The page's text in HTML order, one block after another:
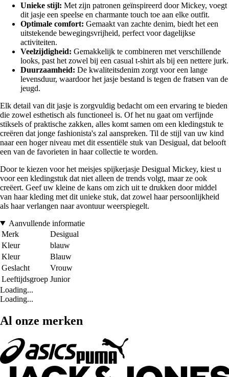
Unieke stijl: Met zijn patronen geïnspireerd door Mickey, voegt
dit jasje een speelse en charmante touch toe aan elke outfit.
Optimale comfort: Gemaakt van zachte denim, biedt het een
uitstekende bewegingsvrijheid, perfect voor dagelijkse
activiteiten.
Veelzijdigheid: Gemakkelijk te combineren met verschillende
looks, past het zowel bij een casual t-shirt als bij een nettere jurk.
Duurzaamheid: De kwaliteitsdenim zorgt voor een lange
levensduur, waardoor het jasje bestand is tegen de fratsen van de
jeugd.
Elk detail van dit jasje is zorgvuldig bedacht om een ervaring te bieden
die zowel esthetisch als functioneel is. Of het nu gaat om verfijnde
stiksels of praktische zakken, alles komt samen om een kledingstuk te
creëren dat jonge fashionista's zal aanspreken. Til de stijl van uw kind
naar een hoger niveau met dit essentiële stuk van Desigual, dat belooft
een van de favorieten in haar collectie te worden.
Door te kiezen voor het meisjes spijkerjasje Desigual Mickey, kiest u
voor een kledingstuk dat niet alleen de trends volgt, maar ze ook
creëert. Geef uw kleine de kans om zich uit te drukken door middel
van haar kleding met dit unieke stuk, dat zowel haar persoonlijkheid
als haar verlangen naar avontuur weerspiegelt.
Aanvullende informatie
Merk
Desigual
Kleur
blauw
Kleur
Blauw
Geslacht
Vrouw
Leeftijdsgroep Junior
Loading...
Loading...
Al onze merken